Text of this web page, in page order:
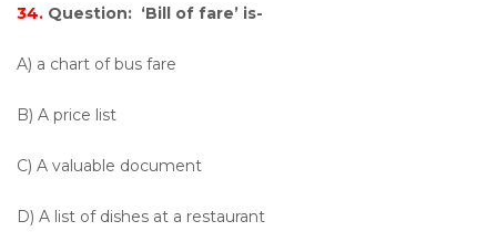
34. Question: ‘Bill of fare’ is-
A) a chart of bus fare
B) A price list
C) A valuable document
D) A list of dishes at a restaurant